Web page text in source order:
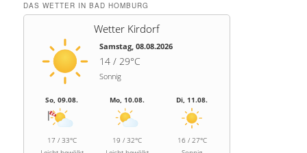
DAS WETTER IN BAD HOMBURG
Wetter Kirdorf
Samstag, 08.08.2026
14 / 29°C
Sonnig
So, 09.08.
17 / 33°C
Mo, 10.08.
19 / 32°C
Di, 11.08.
16 / 27°C